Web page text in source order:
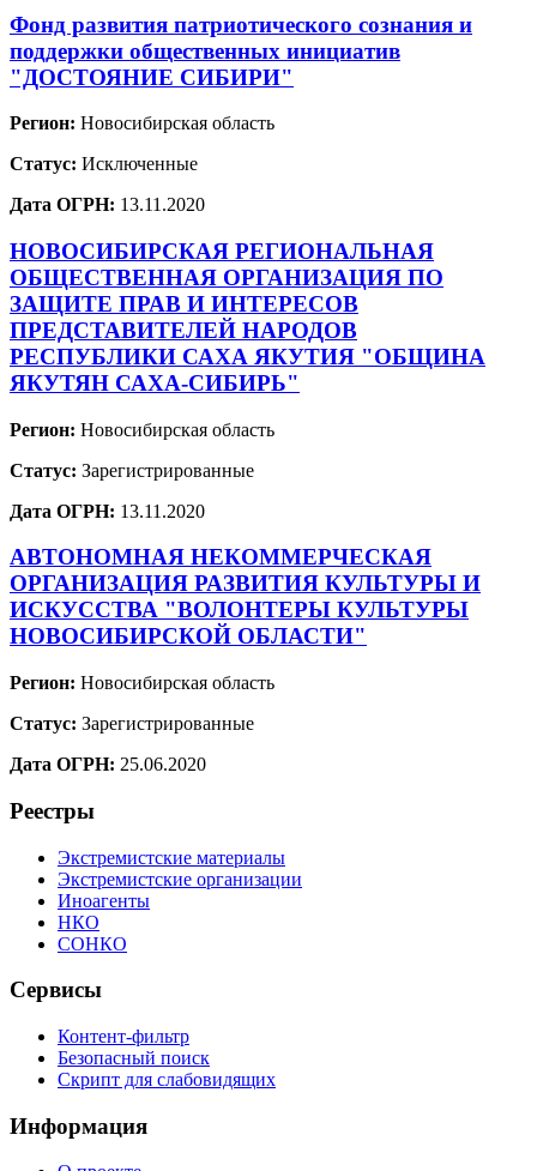
Фонд развития патриотического сознания и
поддержки общественных инициатив
"ДОСТОЯНИЕ СИБИРИ"
Регион: Новосибирская область
Статус: Исключенные
Дата ОГРН: 13.11.2020
НОВОСИБИРСКАЯ РЕГИОНАЛЬНАЯ
ОБЩЕСТВЕННАЯ ОРГАНИЗАЦИЯ ПО
ЗАЩИТЕ ПРАВ И ИНТЕРЕСОВ
ПРЕДСТАВИТЕЛЕЙ НАРОДОВ
РЕСПУБЛИКИ САХА ЯКУТИЯ "ОБЩИНА
ЯКУТЯН САХА-СИБИРЬ"
Регион: Новосибирская область
Статус: Зарегистрированные
Дата ОГРН: 13.11.2020
АВТОНОМНАЯ НЕКОММЕРЧЕСКАЯ
ОРГАНИЗАЦИЯ РАЗВИТИЯ КУЛЬТУРЫ И
ИСКУССТВА "ВОЛОНТЕРЫ КУЛЬТУРЫ
НОВОСИБИРСКОЙ ОБЛАСТИ"
Регион: Новосибирская область
Статус: Зарегистрированные
Дата ОГРН: 25.06.2020
Реестры
Экстремистские материалы
Экстремистские организации
Иноагенты
НКО
СОНКО
Сервисы
Контент-фильтр
Безопасный поиск
Скрипт для слабовидящих
Информация